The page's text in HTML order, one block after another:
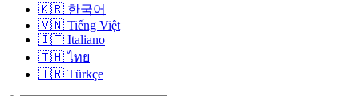
🇰🇷 한국어
🇻🇳 Tiếng Việt
🇮🇹 Italiano
🇹🇭 ไทย
🇹🇷 Türkçe